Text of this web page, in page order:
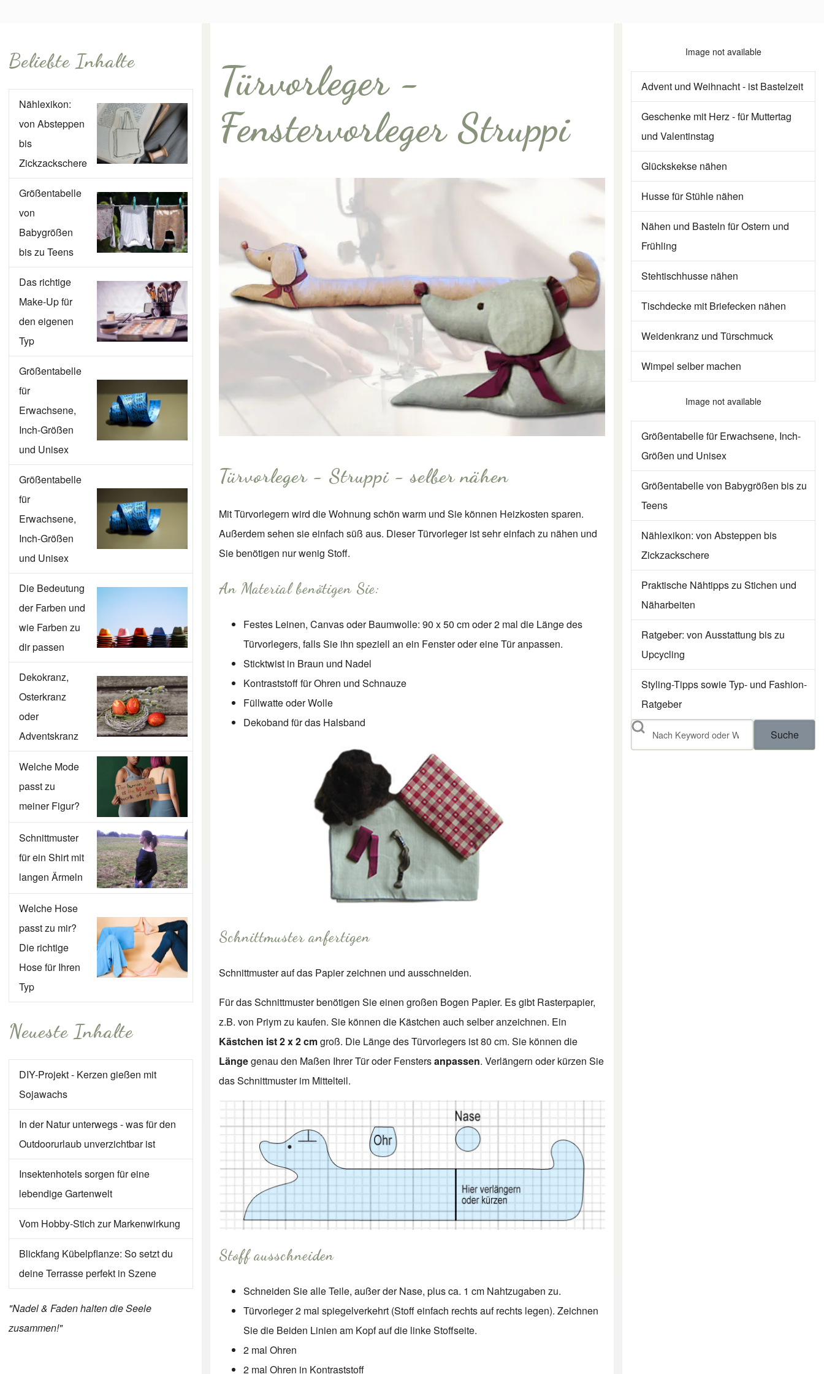
Beliebte Inhalte
Nählexikon:
von Absteppen
bis
Zickzackschere
Größentabelle
von
Babygrößen
bis zu Teens
Das richtige
Make-Up für
den eigenen
Typ
Größentabelle
für
Erwachsene,
Inch-Größen
und Unisex
Größentabelle
für
Erwachsene,
Inch-Größen
und Unisex
Die Bedeutung
der Farben und
wie Farben zu
dir passen
Dekokranz,
Osterkranz
oder
Adventskranz
Welche Mode
passt zu
meiner Figur?
Schnittmuster
für ein Shirt mit
langen Ärmeln
Welche Hose
passt zu mir?
Die richtige
Hose für Ihren
Typ
Neueste Inhalte
DIY-Projekt - Kerzen gießen mit
Sojawachs
In der Natur unterwegs - was für den
Outdoorurlaub unverzichtbar ist
Insektenhotels sorgen für eine
lebendige Gartenwelt
Vom Hobby-Stich zur Markenwirkung
Blickfang Kübelpflanze: So setzt du
deine Terrasse perfekt in Szene
"Nadel & Faden halten die Seele
zusammen!"
Türvorleger -
Fenstervorleger Struppi
Türvorleger - Struppi - selber nähen
Mit Türvorlegern wird die Wohnung schön warm und Sie können Heizkosten sparen.
Außerdem sehen sie einfach süß aus. Dieser Türvorleger ist sehr einfach zu nähen und
Sie benötigen nur wenig Stoff.
An Material benötigen Sie:
Festes Leinen, Canvas oder Baumwolle: 90 x 50 cm oder 2 mal die Länge des
Türvorlegers, falls Sie ihn speziell an ein Fenster oder eine Tür anpassen.
Sticktwist in Braun und Nadel
Kontraststoff für Ohren und Schnauze
Füllwatte oder Wolle
Dekoband für das Halsband
Schnittmuster anfertigen
Schnittmuster auf das Papier zeichnen und ausschneiden.
Für das Schnittmuster benötigen Sie einen großen Bogen Papier. Es gibt Rasterpapier,
z.B. von Priym zu kaufen. Sie können die Kästchen auch selber anzeichnen. Ein
Kästchen ist 2 x 2 cmgroß. Die Länge des Türvorlegers ist 80 cm. Sie können die
Längegenau den Maßen Ihrer Tür oder Fenstersanpassen. Verlängern oder kürzen Sie
das Schnittmuster im Mittelteil.
Stoff ausschneiden
Schneiden Sie alle Teile, außer der Nase, plus ca. 1 cm Nahtzugaben zu.
Türvorleger 2 mal spiegelverkehrt (Stoff einfach rechts auf rechts legen). Zeichnen
Sie die Beiden Linien am Kopf auf die linke Stoffseite.
2 mal Ohren
2 mal Ohren in Kontraststoff
Image not available
Advent und Weihnacht - ist Bastelzeit
Geschenke mit Herz - für Muttertag
und Valentinstag
Glückskekse nähen
Husse für Stühle nähen
Nähen und Basteln für Ostern und
Frühling
Stehtischhusse nähen
Tischdecke mit Briefecken nähen
Weidenkranz und Türschmuck
Wimpel selber machen
Image not available
Größentabelle für Erwachsene, Inch-
Größen und Unisex
Größentabelle von Babygrößen bis zu
Teens
Nählexikon: von Absteppen bis
Zickzackschere
Praktische Nähtipps zu Stichen und
Näharbeiten
Ratgeber: von Ausstattung bis zu
Upcycling
Styling-Tipps sowie Typ- und Fashion-
Ratgeber
Suche